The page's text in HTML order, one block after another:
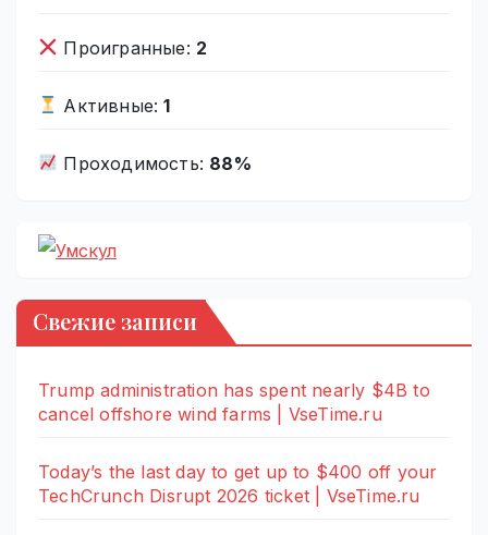
Проигранные: 2
Активные:1
Проходимость: 88%
Свежие записи
Trump administration has spent nearly $4B to
cancel offshore wind farms | VseTime.ru
Today’s the last day to get up to $400 off your
TechCrunch Disrupt 2026 ticket | VseTime.ru